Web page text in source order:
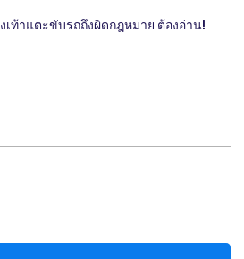
เท้าแตะขับรถถึงผิดกฎหมาย ต้องอ่าน!